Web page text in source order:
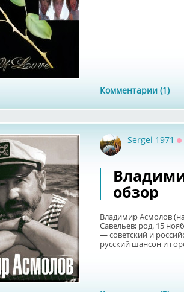
Комментарии (1)
Sergei 1971
обзор
Владимир Асмолов
Савельев; род. 15
— советский и
русский шансон и